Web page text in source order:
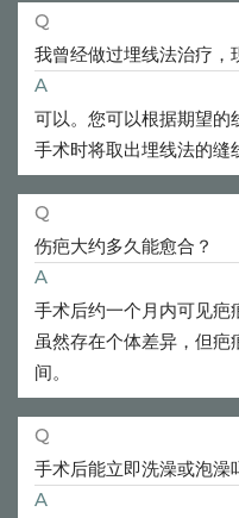
Q
我曾经做过埋线法治疗，
A
可以。您可以根据期望的
手术时将取出埋线法的缝
Q
伤疤大约多久能愈合？
A
手术后约一个月内可见疤
虽然存在个体差异，但
间。
Q
手术后能立即洗澡或泡澡
A